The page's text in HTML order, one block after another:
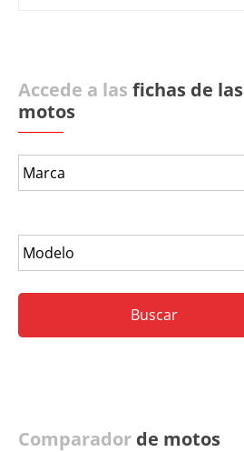
Accede a las fichas de las
motos
Comparador de motos